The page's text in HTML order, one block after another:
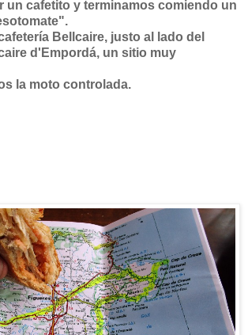
un cafetito y terminamos comiendo un
Bellcaire, justo al lado del
d'Empordá, un sitio muy
la moto controlada.